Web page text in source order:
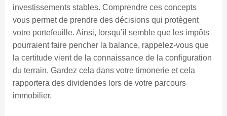
investissements stables. Comprendre ces concepts
vous permet de prendre des décisions qui protègent
votre portefeuille. Ainsi, lorsqu’il semble que les impôts
pourraient faire pencher la balance, rappelez-vous que
la certitude vient de la connaissance de la configuration
du terrain. Gardez cela dans votre timonerie et cela
rapportera des dividendes lors de votre parcours
immobilier.